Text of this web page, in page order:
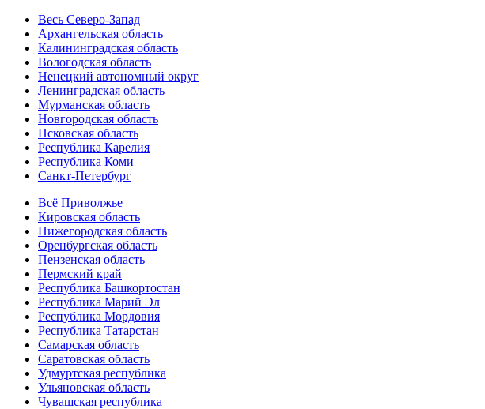
Весь Северо-Запад
Архангельская область
Калининградская область
Вологодская область
Ненецкий автономный округ
Ленинградская область
Мурманская область
Новгородская область
Псковская область
Республика Карелия
Республика Коми
Санкт-Петербург
Всё Приволжье
Кировская область
Нижегородская область
Оренбургская область
Пензенская область
Пермский край
Республика Башкортостан
Республика Марий Эл
Республика Мордовия
Республика Татарстан
Самарская область
Саратовская область
Удмуртская республика
Ульяновская область
Чувашская республика